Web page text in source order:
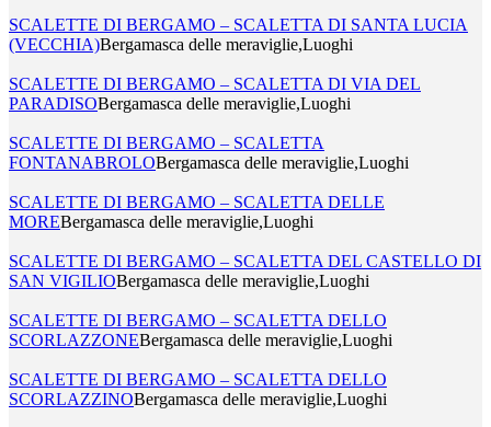
SCALETTE DI BERGAMO – SCALETTA DI SANTA LUCIA
(VECCHIA)Bergamasca delle meraviglie,Luoghi
SCALETTE DI BERGAMO – SCALETTA DI VIA DEL
PARADISOBergamasca delle meraviglie,Luoghi
SCALETTE DI BERGAMO – SCALETTA
FONTANABROLOBergamasca delle meraviglie,Luoghi
SCALETTE DI BERGAMO – SCALETTA DELLE
MOREBergamasca delle meraviglie,Luoghi
SCALETTE DI BERGAMO – SCALETTA DEL CASTELLO DI
SAN VIGILIOBergamasca delle meraviglie,Luoghi
SCALETTE DI BERGAMO – SCALETTA DELLO
SCORLAZZONEBergamasca delle meraviglie,Luoghi
SCALETTE DI BERGAMO – SCALETTA DELLO
SCORLAZZINOBergamasca delle meraviglie,Luoghi